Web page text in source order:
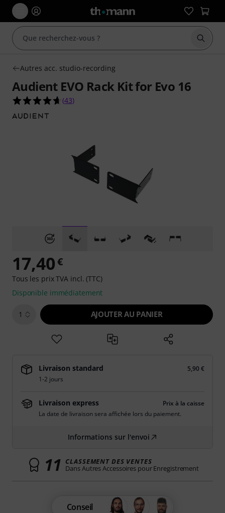
Autres acc. studio-recording
Audient EVO Rack Kit for Evo 16
4.7 étoiles sur 5 d'après 43 évaluations clients
(43)
17,40€
Tous les prix TVA incl. (TTC)
Disponible immédiatement
1 AJOUTER AU PANIER
Livraison standard
5,90 €
1-2 jours
Livraison express
Prix à la caisse
La date de livraison sera affichée lors du paiement.
Informations sur l'envoi
11 CLASSEMENT DES VENTES
Dans Autres Accessoires pour Enregistrement
Conseil